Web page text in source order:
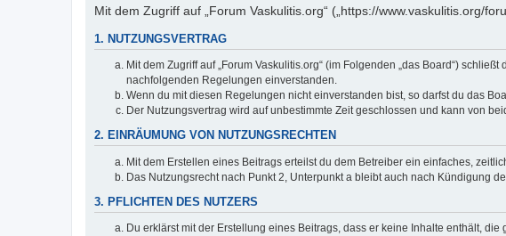
Mit dem Zugriff auf „Forum Vaskulitis.org“ („https://www.vaskulitis.org/
1. NUTZUNGSVERTRAG
Mit dem Zugriff auf „Forum Vaskulitis.org“ (im Folgenden „das Board“)
nachfolgenden Regelungen einverstanden.
Wenn du mit diesen Regelungen nicht einverstanden bist, so darfst du das
Der Nutzungsvertrag wird auf unbestimmte Zeit geschlossen und kann von
2. EINRÄUMUNG VON NUTZUNGSRECHTEN
Mit dem Erstellen eines Beitrags erteilst du dem Betreiber ein einfaches,
Das Nutzungsrecht nach Punkt 2, Unterpunkt a bleibt auch nach Kündigung
3. PFLICHTEN DES NUTZERS
Du erklärst mit der Erstellung eines Beitrags, dass er keine Inhalte enthält,